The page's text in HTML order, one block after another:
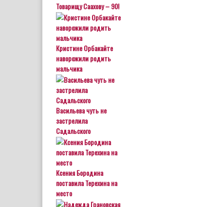
Товарищу Саахову – 90!
Кристине Орбакайте
наворожили родить
мальчика
Васильева чуть не
застрелила
Садальского
Ксения Бородина
поставила Терехина на
место